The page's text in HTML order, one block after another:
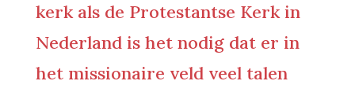
kerk als de Protestantse Kerk in
Nederland is het nodig dat er in
het missionaire veld veel talen